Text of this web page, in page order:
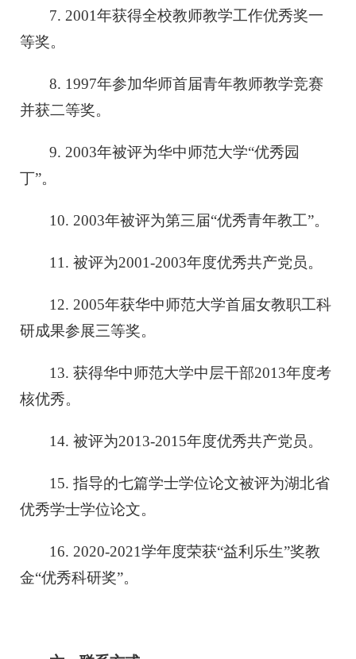
7. 2001年获得全校教师教学工作优秀奖一
等奖。
8. 1997年参加华师首届青年教师教学竞赛
并获二等奖。
9. 2003年被评为华中师范大学“优秀园
丁”。
10. 2003年被评为第三届“优秀青年教工”。
11. 被评为2001-2003年度优秀共产党员。
12. 2005年获华中师范大学首届女教职工科
研成果参展三等奖。
13. 获得华中师范大学中层干部2013年度考
核优秀。
14. 被评为2013-2015年度优秀共产党员。
15. 指导的七篇学士学位论文被评为湖北省
优秀学士学位论文。
16. 2020-2021学年度荣获“益利乐生”奖教
金“优秀科研奖”。